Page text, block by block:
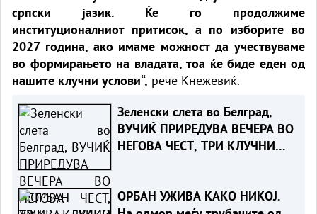
српски јазик. Ќе го продолжиме
институционалниот притисок, а по изборите во
2027 година, ако имаме можност да учествуваме
во формирањето на владата, тоа ќе биде еден од
нашите клучни услови“, рече Кнежевиќ.
Зеленски слета во Белград,
ВУЧИЌ ПРИРЕДУВА ВЕЧЕРА ВО
НЕГОВА ЧЕСТ, ТРИ КЛУЧНИ
ОРБАН УЖИВА КАКО НИКОЈ.